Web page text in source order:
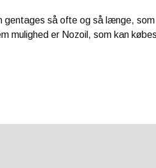
gentages så ofte og så længe,
mulighed er Nozoil, som kan